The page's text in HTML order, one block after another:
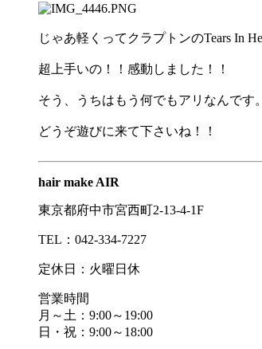
じゃあ軽くってクラプトンのTears In
超上手いの！！感動しました！！
そう、うちはもう何でもアリなんです。
どうぞ遊びに来て下さいね！！
hair make AIR
東京都府中市宮西町2-13-4-1F
TEL：042-334-7227
定休日：火曜日休
営業時間
月～土：9:00～19:00
日・祝：9:00～18:00